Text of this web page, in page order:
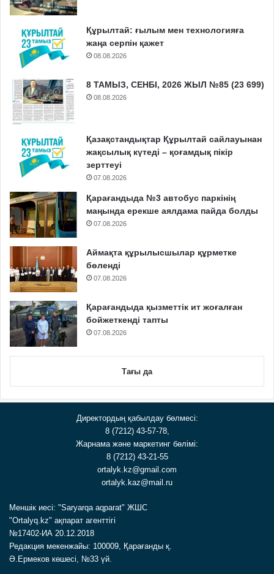
Құрылтай: ғылым мен технологияға
жаңа серпін қажет
08.08.2026
8 ТАМЫЗ, СЕНБІ, 2026 ЖЫЛ №85 (23 699)
08.08.2026
Қазақстандықтар Құрылтай сайлауынан
жақсылық күтеді – қоғамдық пікір
зерттеуі
07.08.2026
Қарағандыда №3 автобус паркінің
маңында ерекше аялдама пайда болды
07.08.2026
Аймақта құрылысшылар құрметке
бөленді
07.08.2026
Қарағандыда қызметтік ит жоғалған
бойжеткенді тапты
07.08.2026
Тағы да
Директордың қабылдау бөлмесі:
8 (7212) 43-57-78,
Жарнама және маркетинг бөлімі:
8 (7212) 43-21-55
ortalyk.kz@gmail.com
ortalyk.kaz@mail.ru
Меншік иесі: "Saryarqa aqparat" ЖШС
"Ortalyq.kz" ақпарат агенттігі
№17402-ИА 20.12.2018
Редакция мекенжайы: 100009, Қарағанды қ.
Ә.Ермеков көшесі, №33 үй.